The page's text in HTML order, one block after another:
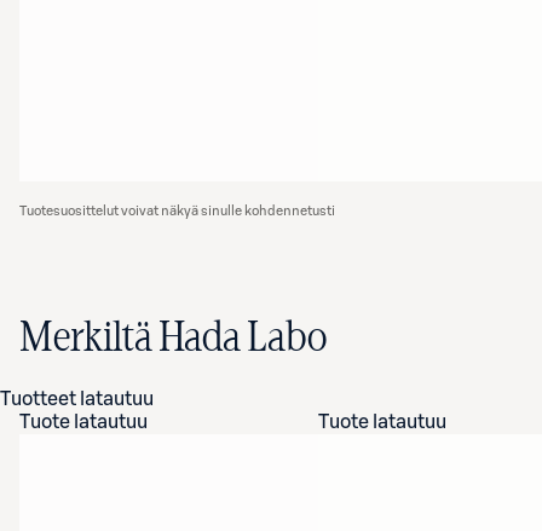
Tuotesuosittelut voivat näkyä sinulle kohdennetusti
Merkiltä Hada Labo
Tuotteet latautuu
Tuote latautuu
Tuote latautuu